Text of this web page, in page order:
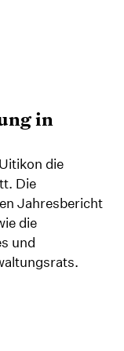
in
die
Die
Jahresbericht
die
und